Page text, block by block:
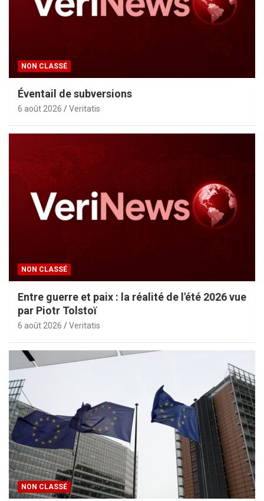
NON CLASSÉ
Éventail de subversions
6 août 2026 Veritatis
NON CLASSÉ
Entre guerre et paix : la réalité de l'été 2026 vue
par Piotr Tolstoï
6 août 2026 Veritatis
NON CLASSÉ